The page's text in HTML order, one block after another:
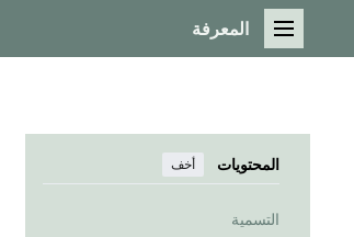
القائمة الرئيسية
المعرفة
المحتويات أخف
التسمية